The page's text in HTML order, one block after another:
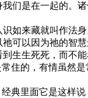
是在一起的。
来藏就叫作法
可以因为祂的智
生死死，而不
住的，有情虽然
里面它是这样